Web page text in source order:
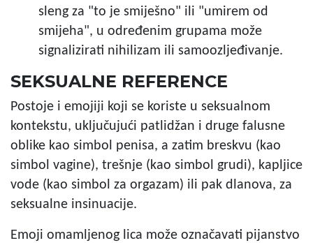
sleng za "to je smiješno" ili "umirem od
smijeha", u određenim grupama može
signalizirati nihilizam ili samoozljeđivanje.
SEKSUALNE REFERENCE
Postoje i emojiji koji se koriste u seksualnom
kontekstu, uključujući patlidžan i druge falusne
oblike kao simbol penisa, a zatim breskvu (kao
simbol vagine), trešnje (kao simbol grudi), kapljice
vode (kao simbol za orgazam) ili pak dlanova, za
seksualne insinuacije.
Emoji omamljenog lica može označavati pijanstvo